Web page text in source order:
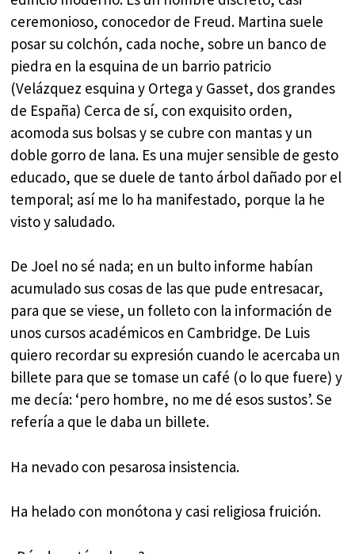
ceremonioso, conocedor de Freud. Martina suele
posar su colchón, cada noche, sobre un banco de
piedra en la esquina de un barrio patricio
(Velázquez esquina y Ortega y Gasset, dos grandes
de España) Cerca de sí, con exquisito orden,
acomoda sus bolsas y se cubre con mantas y un
doble gorro de lana. Es una mujer sensible de gesto
educado, que se duele de tanto árbol dañado por el
temporal; así me lo ha manifestado, porque la he
visto y saludado.
De Joel no sé nada; en un bulto informe habían
acumulado sus cosas de las que pude entresacar,
para que se viese, un folleto con la información de
unos cursos académicos en Cambridge. De Luis
quiero recordar su expresión cuando le acercaba un
billete para que se tomase un café (o lo que fuere) y
me decía: ‘pero hombre, no me dé esos sustos’. Se
refería a que le daba un billete.
Ha nevado con pesarosa insistencia.
Ha helado con monótona y casi religiosa fruición.